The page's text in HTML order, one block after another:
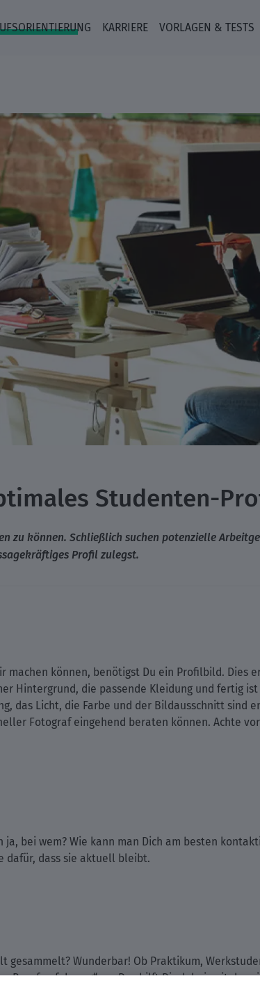
KARRIERE VORLAGEN & TESTS
Studenten-
zu können. Schließlich suchen potenzielle
Profil zulegst.
machen können, benötigst Du ein Profilbild. Dies
Hintergrund, die passende Kleidung und fertig
das Licht, die Farbe und der Bildausschnitt sind
Fotograf eingehend beraten können. Achte
bei wem? Wie kann man Dich am besten
dafür, dass sie aktuell bleibt.
gesammelt? Wunderbar! Ob Praktikum,
an. Das hilft Dir dabei, mit den